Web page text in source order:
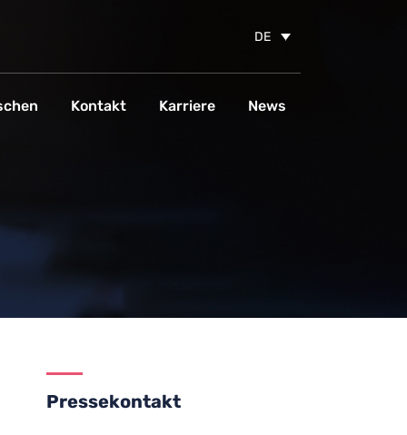
DE
Kontakt Karriere News
Pressekontakt